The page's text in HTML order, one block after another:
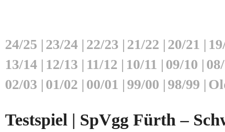
24/25 | 23/24 | 22/23 | 21/22 | 20/21 |
13/14 | 12/13 | 11/12 | 10/11 | 09/10 |
02/03 | 01/02 | 00/01 | 99/00 | 98/99 |
Testspiel | SpVgg Fürth –